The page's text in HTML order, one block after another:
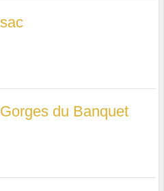
du Banquet